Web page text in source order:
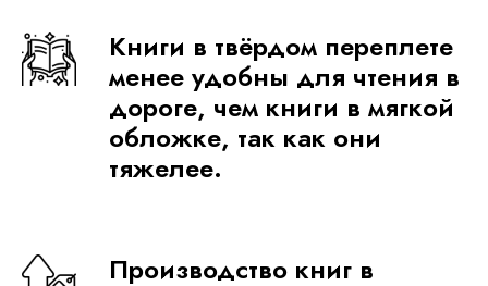
Книги в твёрдом переплете
менее удобны для чтения в
дороге, чем книги в мягкой
обложке, так как они
тяжелее.
Производство книг в